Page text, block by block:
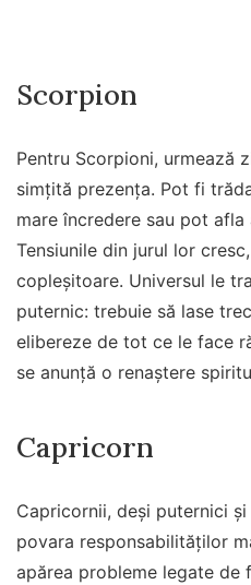
Scorpion
Pentru Scorpioni, urmează
simțită prezența. Pot fi
mare încredere sau pot afla
Tensiunile din jurul lor
copleșitoare. Universul le
puternic: trebuie să lase
elibereze de tot ce le face
se anunță o renaștere
Capricorn
Capricornii, deși puternici
povara responsabilităților
apărea probleme legate de